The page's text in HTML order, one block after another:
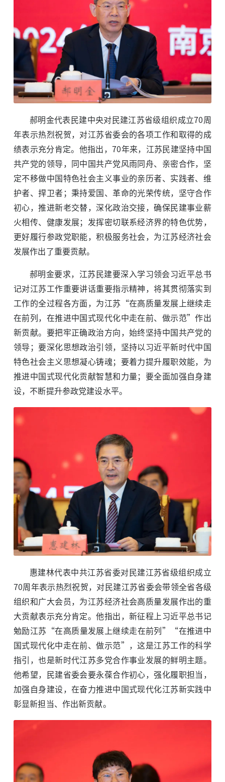
郝明金代表民建中央对民建江苏省级组织成立70周
年表示热烈祝贺，对江苏省委会的各项工作和取得的成
绩表示充分肯定。他指出，70年来，江苏民建坚持中国
共产党的领导，同中国共产党风雨同舟、亲密合作，坚
定不移做中国特色社会主义事业的亲历者、实践者、维
护者、捍卫者；秉持爱国、革命的光荣传统，坚守合作
初心，推进新老交替，深化政治交接，确保民建事业薪
火相传、健康发展；发挥密切联系经济界的特色优势，
更好履行参政党职能，积极服务社会，为江苏经济社会
发展作出了重要贡献。
郝明金要求，江苏民建要深入学习领会习近平总书
记对江苏工作重要讲话重要指示精神，将其贯彻落实到
工作的全过程各方面，为江苏“在高质量发展上继续走
在前列，在推进中国式现代化中走在前、做示范”作出
新贡献。要把牢正确政治方向，始终坚持中国共产党的
领导；要深化思想政治引领，坚持以习近平新时代中国
特色社会主义思想凝心铸魂；要着力提升履职效能，为
推进中国式现代化贡献智慧和力量；要全面加强自身建
设，不断提升参政党建设水平。
惠建林代表中共江苏省委对民建江苏省级组织成立
70周年表示热烈祝贺，对民建江苏省委会带领全省各级
组织和广大会员，为江苏经济社会高质量发展作出的重
大贡献表示充分肯定。他指出，新征程上习近平总书记
勉励江苏“在高质量发展上继续走在前列”“在推进中
国式现代化中走在前、做示范”，这是江苏工作的科学
指引，也是新时代江苏多党合作事业发展的鲜明主题。
他希望，民建省委会要永葆合作初心，强化履职担当，
加强自身建设，在奋力推进中国式现代化江苏新实践中
彰显新担当、作出新贡献。